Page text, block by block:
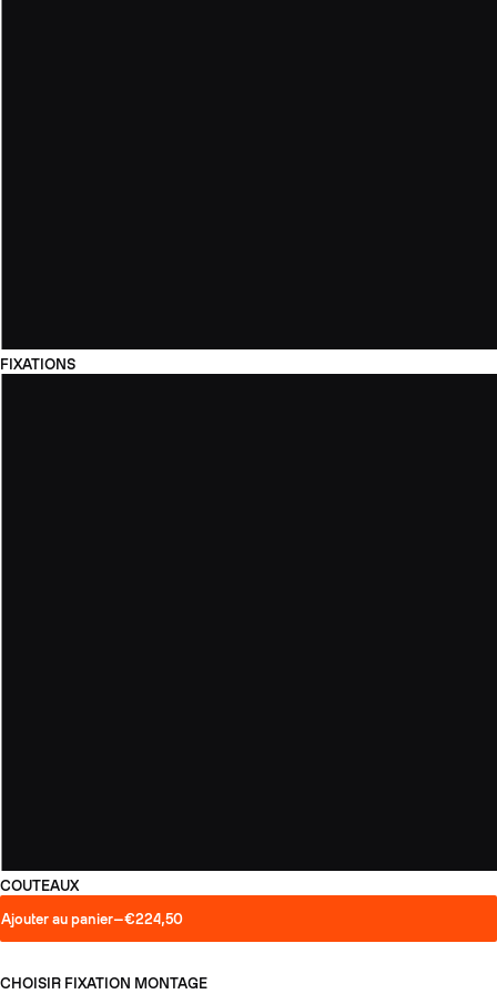
FIXATIONS
COUTEAUX
Ajouter au panier—€224,50
CHOISIR FIXATION MONTAGE